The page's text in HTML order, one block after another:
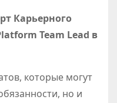
Карьерного
Team Lead в
которые могут
но и